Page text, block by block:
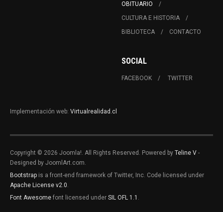
OBITUARIO
CULTURA E HISTORIA
BIBLIOTECA
CONTACTO
SOCIAL
FACEBOOK TWITTER
Implementación web: Virtualrealidad.cl
Copyright © 2026 Joomla!. All Rights Reserved. Powered by Teline V -
Designed by JoomlArt.com.
Bootstrap is a front-end framework of Twitter, Inc. Code licensed under
Apache License v2.0.
Font Awesome font licensed under SIL OFL 1.1 .